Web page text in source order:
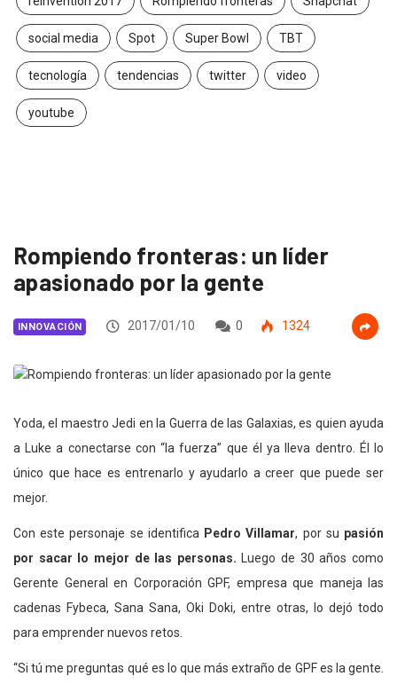
social media Spot Super Bowl TBT
tecnología tendencias twitter video
youtube
Rompiendo fronteras: un líder
apasionado por la gente
INNOVACIÓN 2017/01/10 0 1324
Yoda, el maestro Jedi en la Guerra de las Galaxias, es quien ayuda
a Luke a conectarse con “la fuerza” que él ya lleva dentro. Él lo
único que hace es entrenarlo y ayudarlo a creer que puede ser
mejor.
Con este personaje se identifica Pedro Villamar, por su pasión
por sacar lo mejor de las personas. Luego de 30 años como
Gerente General en Corporación GPF, empresa que maneja las
cadenas Fybeca, Sana Sana, Oki Doki, entre otras, lo dejó todo
para emprender nuevos retos.
“Si tú me preguntas qué es lo que más extraño de GPF es la gente.